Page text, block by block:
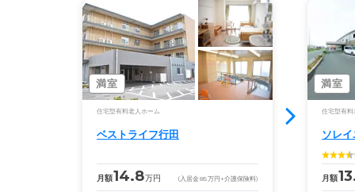
満室
住宅型有料老人ホーム
ベストライフ行田
月額14.8万円 (入居金85万円 +介護保険料)
満室
住宅型有料
ソレ
月額